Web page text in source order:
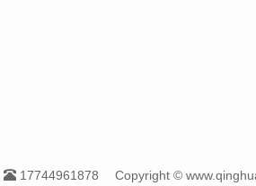
17744961878
Copyright ©